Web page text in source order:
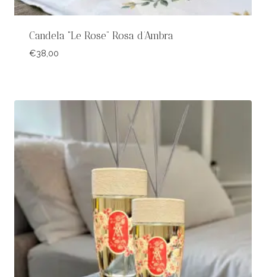
Candela “Le Rose” Rosa d’Ambra
€38,00